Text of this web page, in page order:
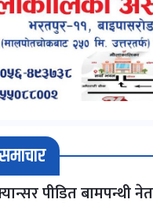
पीडित बामपन्थी